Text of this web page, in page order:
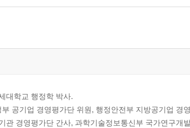
대학교 행정학 박사.
공기업 경영평가단 위원, 행정안전부 지방공기업 경
관 경영평가단 간사, 과학기술정보통신부 국가연구개